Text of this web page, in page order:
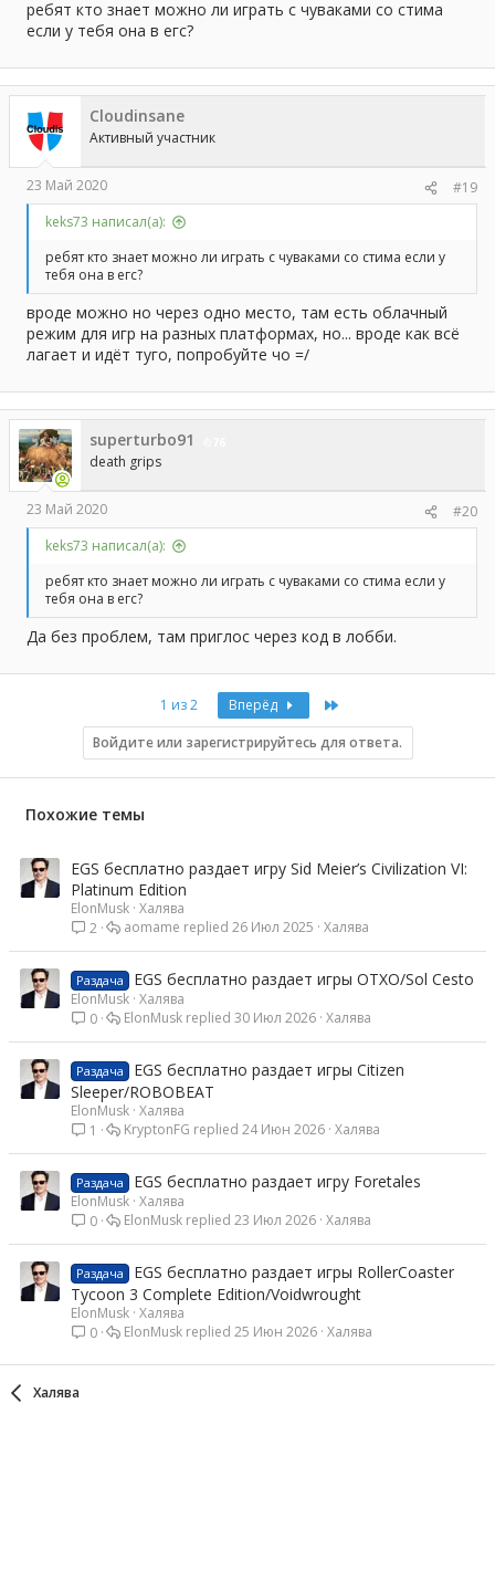
ребят кто знает можно ли играть с чуваками со стима
если у тебя она в егс?
Cloudinsane
Активный участник
23 Май 2020
#19
keks73 написал(а):
ребят кто знает можно ли играть с чуваками со стима если у
тебя она в егс?
вроде можно но через одно место, там есть облачный
режим для игр на разных платформах, но... вроде как всё
лагает и идёт туго, попробуйте чо =/
superturbo91
death grips
23 Май 2020
#20
keks73 написал(а):
ребят кто знает можно ли играть с чуваками со стима если у
тебя она в егс?
Да без проблем, там приглос через код в лобби.
1 из 2 Вперёд
Войдите или зарегистрируйтесь для ответа.
Похожие темы
EGS бесплатно раздает игру Sid Meier’s Civilization VI:
Platinum Edition
ElonMusk Халява
2
Халява
26 Июл 2025
aomame
Раздача EGS бесплатно раздает игры OTXO/Sol Cesto
ElonMusk Халява
0
Халява
30 Июл 2026
ElonMusk
Раздача
EGS бесплатно раздает игры Citizen
Sleeper/ROBOBEAT
ElonMusk Халява
1
Халява
24 Июн 2026
KryptonFG
Раздача EGS бесплатно раздает игру Foretales
ElonMusk Халява
0
Халява
23 Июл 2026
ElonMusk
Раздача
EGS бесплатно раздает игры RollerCoaster
Tycoon 3 Complete Edition/Voidwrought
ElonMusk Халява
0
Халява
25 Июн 2026
ElonMusk
Халява